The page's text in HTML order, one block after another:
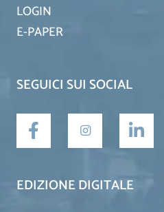
LOGIN
E-PAPER
SEGUICI SUI SOCIAL
EDIZIONE DIGITALE